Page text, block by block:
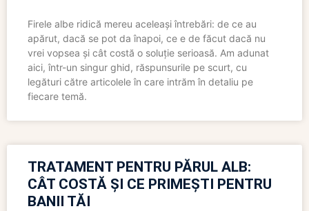
Firele albe ridică mereu aceleași întrebări: de ce au
apărut, dacă se pot da înapoi, ce e de făcut dacă nu
vrei vopsea și cât costă o soluție serioasă. Am adunat
aici, într-un singur ghid, răspunsurile pe scurt, cu
legături către articolele în care intrăm în detaliu pe
fiecare temă.
TRATAMENT PENTRU PĂRUL ALB:
CÂT COSTĂ ȘI CE PRIMEȘTI PENTRU
BANII TĂI